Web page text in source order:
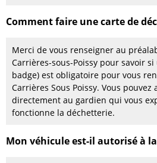
Comment faire une carte de
Merci de vous renseigner au
Carrières-sous-Poissy pour savoir si
badge) est obligatoire pour vous
Carrières Sous Poissy. Vous
directement au gardien qui vous
fonctionne la déchetterie.
Mon véhicule est-il autorisé à